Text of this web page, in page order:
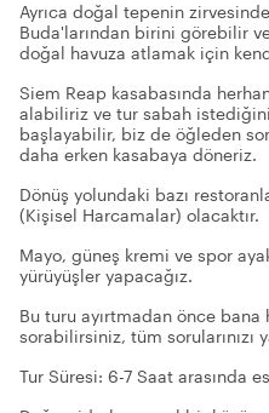
Ayrıca doğal tepenin
Buda'larından birini görebilir
doğal havuza atlamak için
Siem Reap kasabasında
alabiliriz ve tur sabah
başlayabilir, biz de öğleden
daha erken kasabaya döneriz.
Dönüş yolundaki bazı
(Kişisel Harcamalar) olacaktır.
Mayo, güneş kremi ve spor
yürüyüşler yapacağız.
Bu turu ayırtmadan önce
sorabilirsiniz, tüm sorularınızı
Tur Süresi: 6-7 Saat arasında